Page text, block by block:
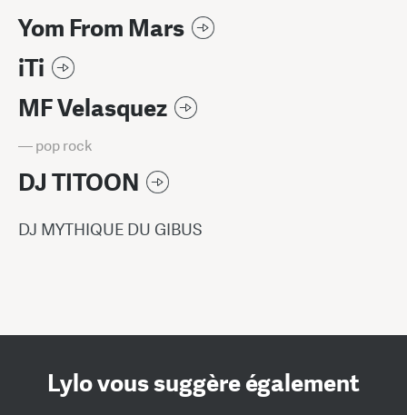
Yom From Mars
iTi
MF Velasquez
— pop rock
DJ TITOON
DJ MYTHIQUE DU GIBUS
Lylo vous suggère également